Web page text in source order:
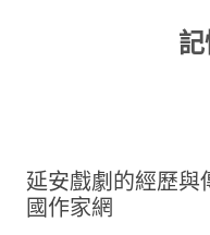
延安戲劇的經歷與
國作家網